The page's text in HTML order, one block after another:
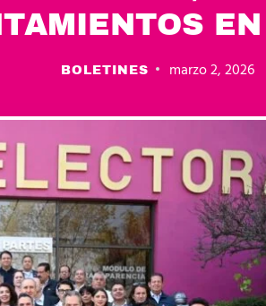
BOLETINES marzo 2, 2026